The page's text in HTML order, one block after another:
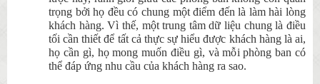
trọng bởi họ đều có chung một điểm đến là làm hài lòng
khách hàng. Vì thế, một trung tâm dữ liệu chung là điều
tối cần thiết để tất cả thực sự hiểu được khách hàng là ai,
họ cần gì, họ mong muốn điều gì, và mỗi phòng ban có
thể đáp ứng nhu cầu của khách hàng ra sao.